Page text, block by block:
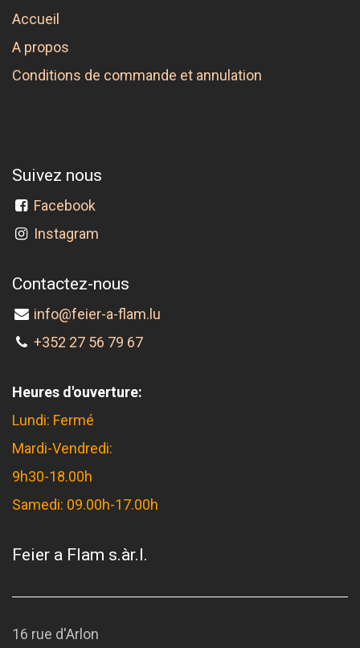
Accueil
A propos
Conditions de commande et annulation
Suivez nous
Facebook
Instagram
Contactez-nous
info@feier-a-flam.lu
+352 27 56 79 67
Heures d'ouverture:
Lundi: Fermé
Mardi-Vendredi:
9h30-18.00h
Samedi: 09.00h-17.00h
Feier a Flam s.àr.l.
16 rue d'Arlon